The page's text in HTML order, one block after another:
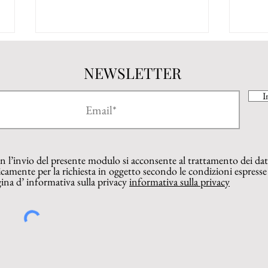
delle allieve e degli allievi
dell’Istituto Russell Newton di
Anna
NEWSLETTER
l’invio del presente modulo si acconsente al trattamento dei
per la richiesta in oggetto secondo le condizioni
d’ informativa sulla privacyinformativa sulla privacy